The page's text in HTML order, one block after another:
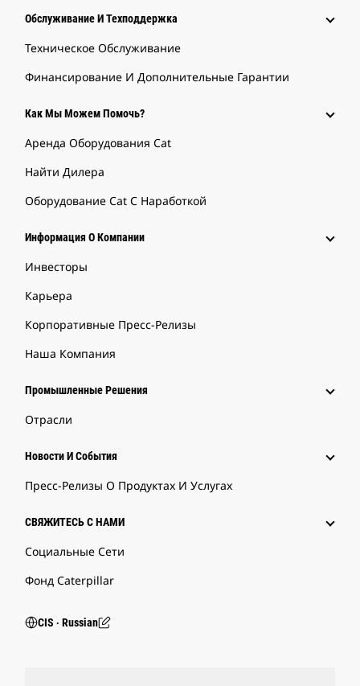
Обслуживание И Техподдержка
Техническое Обслуживание
Финансирование И Дополнительные Гарантии
Как Мы Можем Помочь?
Аренда Оборудования Cat
Найти Дилера
Оборудование Cat С Наработкой
Информация О Компании
Инвесторы
Карьера
Корпоративные Пресс-Релизы
Наша Компания
Промышленные Решения
Отрасли
Новости И События
Пресс-Релизы О Продуктах И Услугах
СВЯЖИТЕСЬ С НАМИ
Социальные Сети
Фонд Caterpillar
CIS ‧ Russian